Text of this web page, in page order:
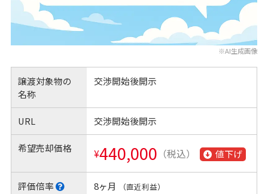
※AI生成画像
譲渡対象物の
名称
交渉開始後開示
URL 交渉開始後開示
希望売却価格 ¥440,000 （税込） 値下げ
評価倍率 8ヶ月 （直近利益）